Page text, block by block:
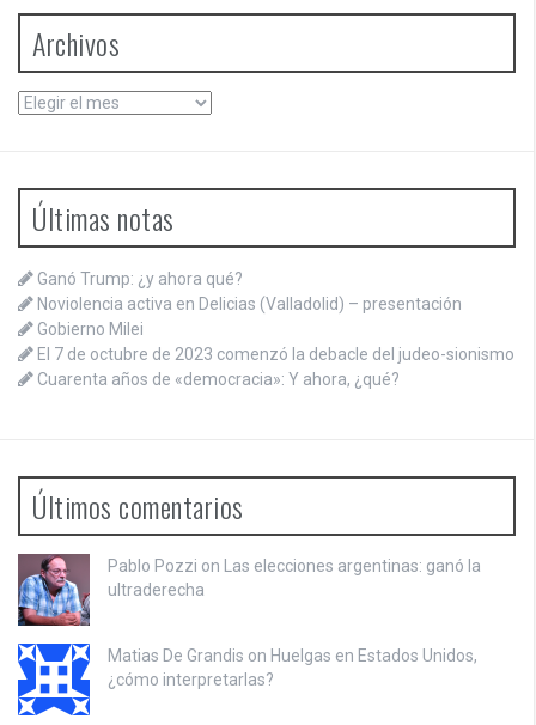
Archivos
Archivos
Últimas notas
Ganó Trump: ¿y ahora qué?
Noviolencia activa en Delicias (Valladolid) – presentación
Gobierno Milei
El 7 de octubre de 2023 comenzó la debacle del judeo-sionismo
Cuarenta años de «democracia»: Y ahora, ¿qué?
Últimos comentarios
Pablo Pozzi on Las elecciones argentinas: ganó la
ultraderecha
Matias De Grandis on Huelgas en Estados Unidos,
¿cómo interpretarlas?